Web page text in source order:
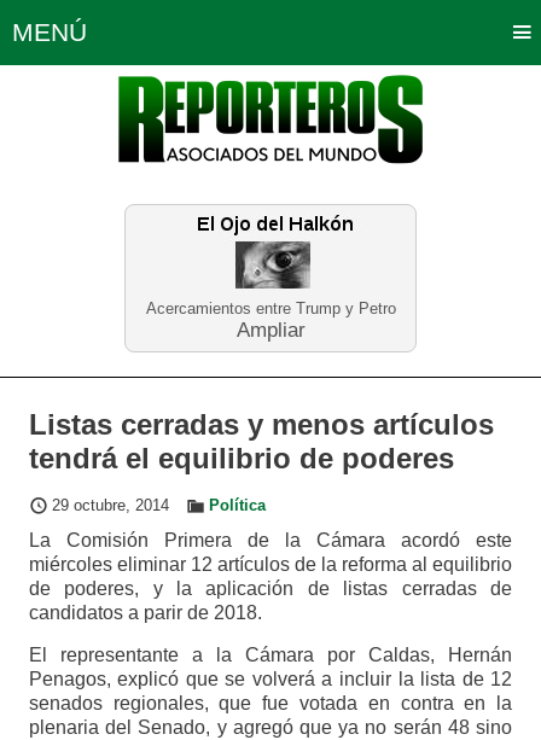
Acercamientos entre Trump y Petro
Ampliar
MENÚ
Política Opinión Bogotá
Planeta Tierra Deportes
Educación Neira
Listas cerradas y menos artículos
tendrá el equilibrio de poderes
29 octubre, 2014 Política
La Comisión Primera de la Cámara acordó este
miércoles eliminar 12 artículos de la reforma al equilibrio
de poderes, y la aplicación de listas cerradas de
candidatos a parir de 2018.
El representante a la Cámara por Caldas, Hernán
Penagos, explicó que se volverá a incluir la lista de 12
senados regionales, que fue votada en contra en la
plenaria del Senado, y agregó que ya no serán 48 sino